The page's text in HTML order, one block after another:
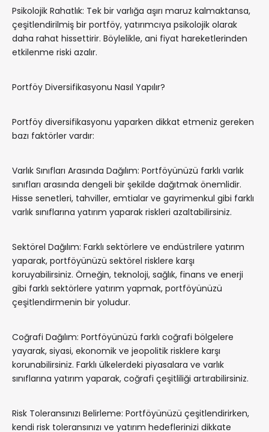
Psikolojik Rahatlık: Tek bir varlığa aşırı maruz kalmaktansa,
çeşitlendirilmiş bir portföy, yatırımcıya psikolojik olarak
daha rahat hissettirir. Böylelikle, ani fiyat hareketlerinden
etkilenme riski azalır.
Portföy Diversifikasyonu Nasıl Yapılır?
Portföy diversifikasyonu yaparken dikkat etmeniz gereken
bazı faktörler vardır:
Varlık Sınıfları Arasında Dağılım: Portföyünüzü farklı varlık
sınıfları arasında dengeli bir şekilde dağıtmak önemlidir.
Hisse senetleri, tahviller, emtialar ve gayrimenkul gibi farklı
varlık sınıflarına yatırım yaparak riskleri azaltabilirsiniz.
Sektörel Dağılım: Farklı sektörlere ve endüstrilere yatırım
yaparak, portföyünüzü sektörel risklere karşı
koruyabilirsiniz. Örneğin, teknoloji, sağlık, finans ve enerji
gibi farklı sektörlere yatırım yapmak, portföyünüzü
çeşitlendirmenin bir yoludur.
Coğrafi Dağılım: Portföyünüzü farklı coğrafi bölgelere
yayarak, siyasi, ekonomik ve jeopolitik risklere karşı
korunabilirsiniz. Farklı ülkelerdeki piyasalara ve varlık
sınıflarına yatırım yaparak, coğrafi çeşitliliği artırabilirsiniz.
Risk Toleransınızı Belirleme: Portföyünüzü çeşitlendirirken,
kendi risk toleransınızı ve yatırım hedeflerinizi dikkate